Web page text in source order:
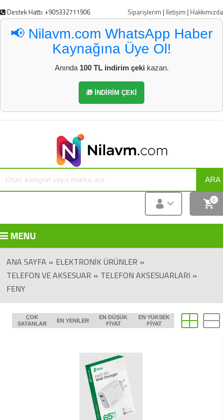
Destek Hattı: +905332711906 Siparişlerim | İletişim | Hakkımızda
📢 Nilavm.com WhatsApp Haber
Kaynağına Üye Ol!
Anında 100 TL indirim çeki kazan.
🎁 İNDİRİM ÇEKİ
ARA
0
MENU
ANA SAYFA » ELEKTRONIK ÜRÜNLER »
TELEFON VE AKSESUAR » TELEFON AKSESUARLARI »
FENY
ÇOK
SATANLAR
EN YENILER
EN DÜŞÜK
FIYAT
EN YÜKSEK
FIYAT